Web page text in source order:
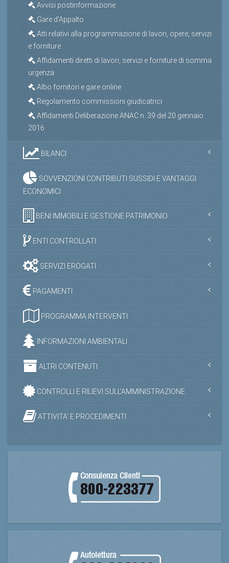
Avvisi postinformazione
Gare d'Appalto
Atti relativi alla programmazione di lavori, opere, servizi
e forniture
Affidamenti diretti di lavori, servizi e forniture di somma
urgenza
Albo fornitori e gare online
Regolamento commissioni giudicatrici
Affidamenti Deliberazione ANAC n. 39 del 20 gennaio
2016
BILANCI
SOVVENZIONI CONTRIBUTI SUSSIDI E VANTAGGI
ECONOMICI
BENI IMMOBILI E GESTIONE PATRIMONIO
ENTI CONTROLLATI
SERVIZI EROGATI
PAGAMENTI
PROGRAMMA INTERVENTI
INFORMAZIONI AMBIENTALI
ALTRI CONTENUTI
CONTROLLI E RILIEVI SULL'AMMINISTRAZIONE
ATTIVITA' E PROCEDIMENTI